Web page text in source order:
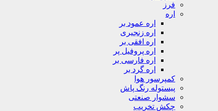
فرز
اره
اره عمود بر
اره زنجیری
اره افقی بر
اره پروفیل پر
اره فارسی بر
اره گرد بر
کمپرسور هوا
پیستوله رنگ پاش
سشوار صنعتی
چکش تخریب